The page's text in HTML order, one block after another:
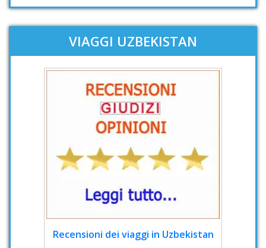
VIAGGI UZBEKISTAN
Recensioni dei viaggi in Uzbekistan